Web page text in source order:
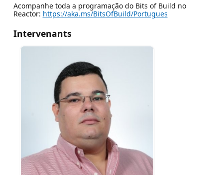
Acompanhe toda a programação do Bits of Build no
Reactor: https://aka.ms/BitsOfBuild/Portugues
Intervenants